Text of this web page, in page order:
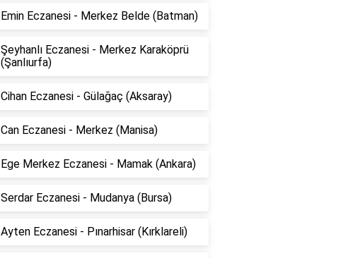
Emin Eczanesi - Merkez Belde (Batman)
Şeyhanlı Eczanesi - Merkez Karaköprü
(Şanlıurfa)
Cihan Eczanesi - Gülağaç (Aksaray)
Can Eczanesi - Merkez (Manisa)
Ege Merkez Eczanesi - Mamak (Ankara)
Serdar Eczanesi - Mudanya (Bursa)
Ayten Eczanesi - Pınarhisar (Kırklareli)